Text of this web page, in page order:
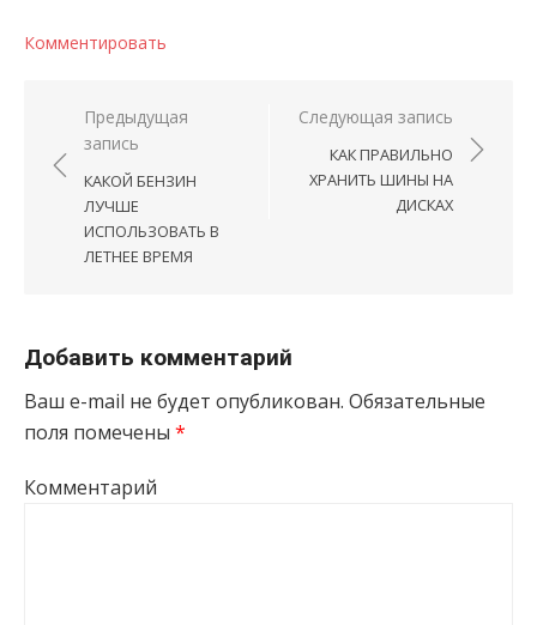
Комментировать
Навигация по записям
Предыдущая
запись
КАКОЙ БЕНЗИН
ЛУЧШЕ
ИСПОЛЬЗОВАТЬ В
ЛЕТНЕЕ ВРЕМЯ
Следующая запись
КАК ПРАВИЛЬНО
ХРАНИТЬ ШИНЫ НА
ДИСКАХ
Добавить комментарий
Ваш e-mail не будет опубликован. Обязательные
поля помечены *
Комментарий